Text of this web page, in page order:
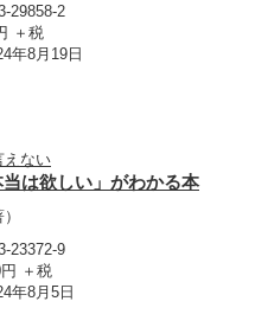
29858-2
＋税
年8月19日
えない
は欲しい」がわかる本
23372-9
＋税
年8月5日